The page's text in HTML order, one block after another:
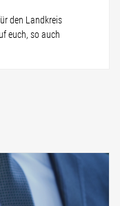
den Landkreis
euch, so auch